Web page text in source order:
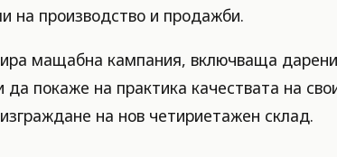
на производство и продажби.
мащабна кампания, включваща
покаже на практика качествата на
на нов четириетажен склад.